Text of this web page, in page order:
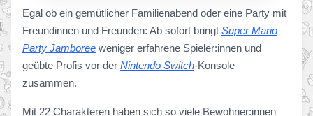
Egal ob ein gemütlicher Familienabend oder eine Party mit
Freundinnen und Freunden: Ab sofort bringt Super Mario
Party Jamboree weniger erfahrene Spieler:innen und
geübte Profis vor der Nintendo Switch-Konsole
zusammen.
Mit 22 Charakteren haben sich so viele Bewohner:innen